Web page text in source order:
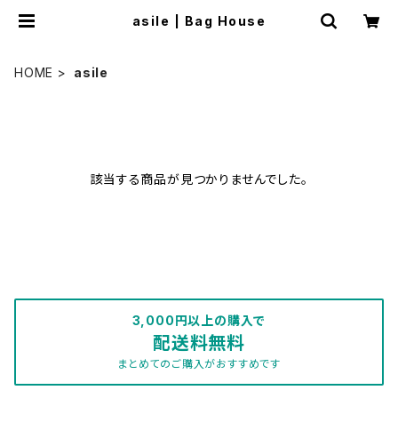
asile | Bag House
HOME asile
該当する商品が見つかりませんでした。
3,000円以上の購入で
配送料無料
まとめてのご購入がおすすめです